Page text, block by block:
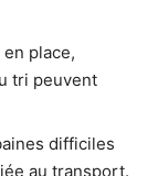
place,
tri peuvent
difficiles
au transport.